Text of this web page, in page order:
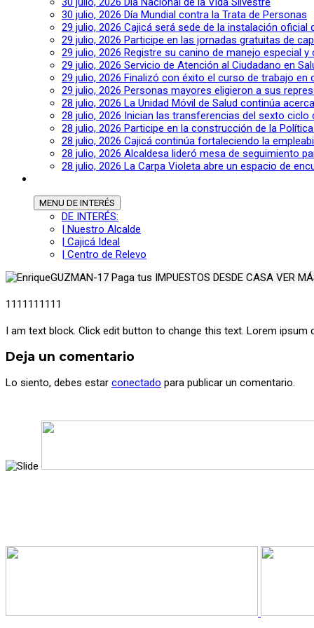
30 julio, 2026 Día Mundial contra la Trata de Personas
29 julio, 2026 Cajicá será sede de la instalación
29 julio, 2026 Participe en las jornadas gratuitas de
29 julio, 2026 Registre su canino de manejo especial
29 julio, 2026 Servicio de Atención al Ciudadano en
29 julio, 2026 Finalizó con éxito el curso de trabajo en
29 julio, 2026 Personas mayores eligieron a sus
28 julio, 2026 La Unidad Móvil de Salud continúa
28 julio, 2026 Inician las transferencias del sexto ciclo
28 julio, 2026 Participe en la construcción de la
28 julio, 2026 Cajicá continúa fortaleciendo la
28 julio, 2026 Alcaldesa lideró mesa de seguimiento
28 julio, 2026 La Carpa Violeta abre un espacio de
MENU DE INTERÉS
DE INTERÉS:
| Nuestro Alcalde
| Cajicá Ideal
| Centro de Relevo
Paga tus IMPUESTOS DESDE CASA VER
1111111111
I am text block. Click edit button to change this text. Lorem
Deja un comentario
Lo siento, debes estar conectado para publicar un comentario.